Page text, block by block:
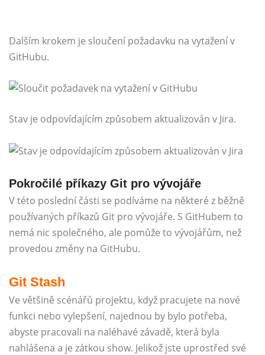
Dalším krokem je sloučení požadavku na vytažení v
GitHubu.
Stav je odpovídajícím způsobem aktualizován v Jira.
Pokročilé příkazy Git pro vývojáře
V této poslední části se podíváme na některé z běžně
používaných příkazů Git pro vývojáře. S GitHubem to
nemá nic společného, ​​ale pomůže to vývojářům, než
provedou změny na GitHubu.
Git Stash
Ve většině scénářů projektu, když pracujete na nové
funkci nebo vylepšení, najednou by bylo potřeba,
abyste pracovali na naléhavé závadě, která byla
nahlášena a je zátkou show. Jelikož jste uprostřed své